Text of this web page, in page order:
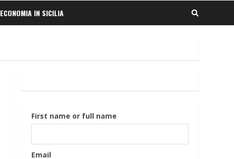
ECONOMIA IN SICILIA
First name or full name
Email